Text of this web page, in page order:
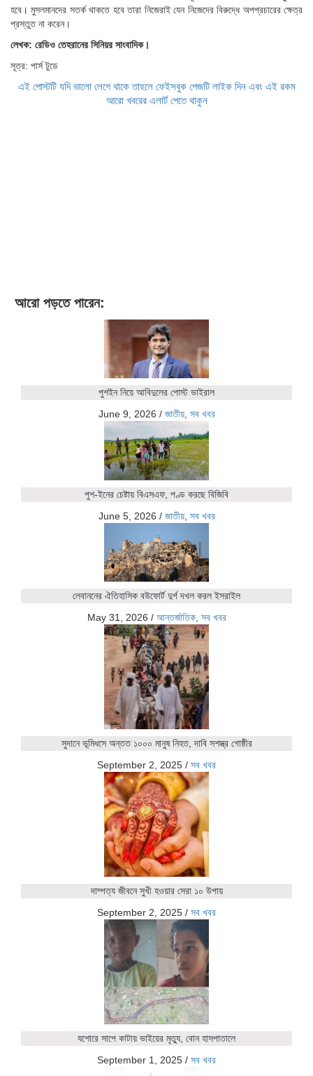
হবে। মুসলমানদের সতর্ক থাকতে হবে তারা নিজেরাই যেন নিজেদের বিরুদ্ধে অপপ্রচারের ক্ষেত্র
প্রস্তুত না করেন।
লেখক: রেডিও তেহরানের সিনিয়র সাংবাদিক।
সূত্র: পার্স টুডে
এই পোস্টটি যদি ভালো লেগে থাকে তাহলে ফেইসবুক পেজটি লাইক দিন এবং এই রকম
আরো খবরের এলার্ট পেতে থাকুন
আরো পড়তে পারেন:
পুশইন নিয়ে আবিদুলের পোস্ট ভাইরাল
June 9, 2026 / জাতীয়, সব খবর
পুশ-ইনের চেষ্টায় বিএসএফ, পণ্ড করছে বিজিবি
June 5, 2026 / জাতীয়, সব খবর
লেবাননের ঐতিহাসিক বউফোর্ট দুর্গ দখল করল ইসরাইল
May 31, 2026 / আন্তর্জাতিক, সব খবর
সুদানে ভূমিধসে অন্তত ১০০০ মানুষ নিহত, দাবি সশস্ত্র গোষ্ঠীর
September 2, 2025 / সব খবর
দাম্পত্য জীবনে সুখী হওয়ার সেরা ১০ উপায়
September 2, 2025 / সব খবর
যশোরে সাপে কাটায় ভাইয়ের মৃত্যু, বোন হাসপাতালে
September 1, 2025 / সব খবর